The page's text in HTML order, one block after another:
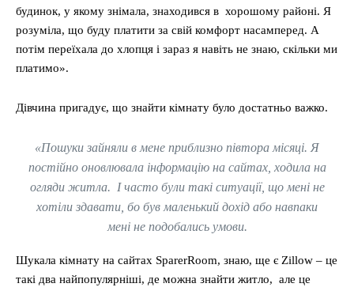
будинок, у якому знімала, знаходився в хорошому районі. Я
розуміла, що буду платити за свій комфорт насамперед. А
потім переїхала до хлопця і зараз я навіть не знаю, скільки ми
платимо».
Дівчина пригадує, що знайти кімнату було достатньо важко.
«Пошуки зайняли в мене приблизно півтора місяці. Я
постійно оновлювала інформацію на сайтах, ходила на
огляди житла. І часто були такі ситуації, що мені не
хотіли здавати, бо був маленький дохід або навпаки
мені не подобались умови.
Шукала кімнату на сайтах SparerRoom, знаю, ще є Zillow – це
такі два найпопулярніші, де можна знайти житло, але це